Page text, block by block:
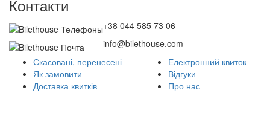
Контакти
+38 044 585 73 06
info@bilethouse.com
Скасовані, перенесені
Як замовити
Доставка квитків
Електронний квиток
Відгуки
Про нас